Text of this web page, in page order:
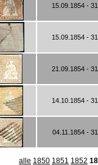
15.09.1854 -
15.09.1854 -
21.09.1854 -
14.10.1854 -
04.11.1854 -
alle 1850 1851 1852